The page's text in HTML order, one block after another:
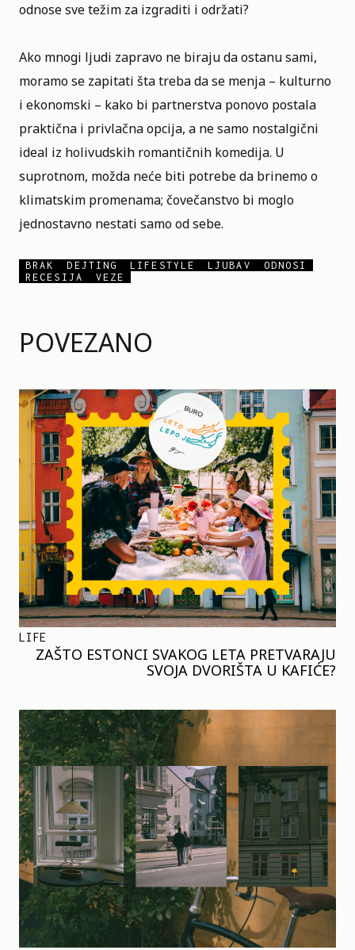
POVEZANO
LIFE
ZAŠTO ESTONCI SVAKOG LETA PRETVARAJU
SVOJA DVORIŠTA U KAFIĆE?
odnose sve težim za izgraditi i održati?
Ako mnogi ljudi zapravo ne biraju da ostanu sami,
moramo se zapitati šta treba da se menja – kulturno
i ekonomski – kako bi partnerstva ponovo postala
praktična i privlačna opcija, a ne samo nostalgični
ideal iz holivudskih romantičnih komedija. U
suprotnom, možda neće biti potrebe da brinemo o
klimatskim promenama; čovečanstvo bi moglo
jednostavno nestati samo od sebe.
BRAK DEJTING LIFESTYLE LJUBAV
ODNOSI
RECESIJA
VEZE